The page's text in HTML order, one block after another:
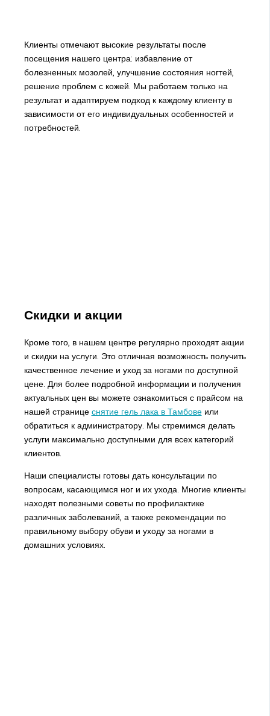
Клиенты отмечают высокие результаты после
посещения нашего центра: избавление от
болезненных мозолей, улучшение состояния ногтей,
решение проблем с кожей. Мы работаем только на
результат и адаптируем подход к каждому клиенту в
зависимости от его индивидуальных особенностей и
потребностей.
Скидки и акции
Кроме того, в нашем центре регулярно проходят акции
и скидки на услуги. Это отличная возможность получить
качественное лечение и уход за ногами по доступной
цене. Для более подробной информации и получения
актуальных цен вы можете ознакомиться с прайсом на
нашей странице снятие гель лака в Тамбовеили
обратиться к администратору. Мы стремимся делать
услуги максимально доступными для всех категорий
клиентов.
Наши специалисты готовы дать консультации по
вопросам, касающимся ног и их ухода. Многие клиенты
находят полезными советы по профилактике
различных заболеваний, а также рекомендации по
правильному выбору обуви и уходу за ногами в
домашних условиях.